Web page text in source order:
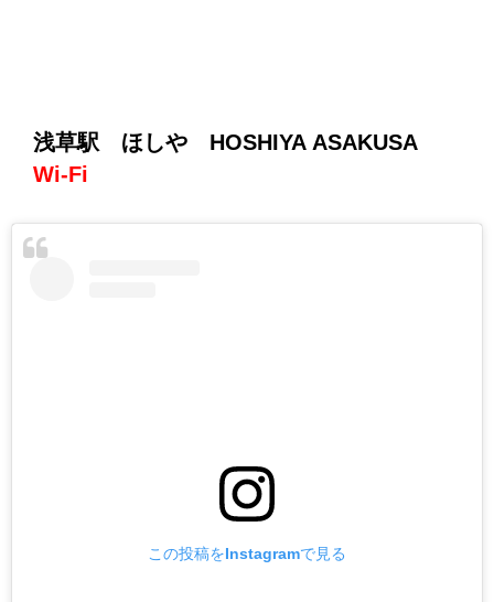
浅草駅 ほしや HOSHIYA ASAKUSA
Wi-Fi
この投稿をInstagramで見る